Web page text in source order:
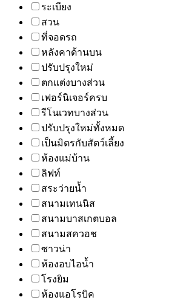
ระเบียง
สวน
ที่จอดรถ
หลังคาด้านบน
ปรับปรุงใหม่
ตกแต่งบางส่วน
เฟอร์นิเจอร์ครบ
รีโนเวทบางส่วน
ปรับปรุงใหม่ทั้งหมด
เป็นมิตรกับสัตว์เลี้ยง
ห้องแม่บ้าน
ลิฟท์
สระว่ายน้ำ
สนามเทนนิส
สนามบาสเกตบอล
สนามสควอช
ซาวน่า
ห้องอบไอน้ำ
โรงยิม
ห้องแอโรบิค